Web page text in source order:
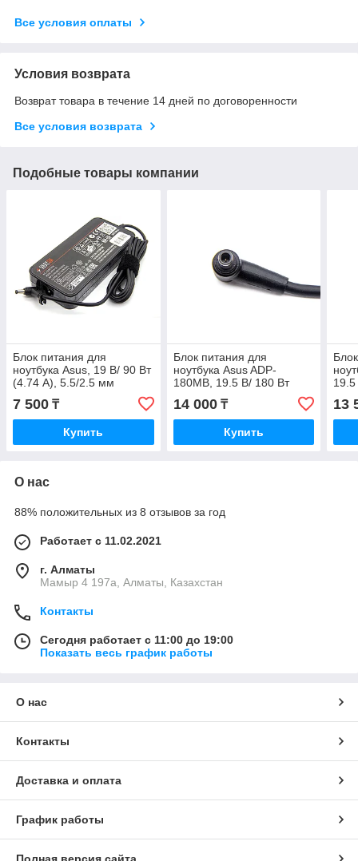
Все условия оплаты
Условия возврата
Возврат товара в течение 14 дней по договоренности
Все условия возврата
Подобные товары компании
Блок питания для
ноутбука Asus, 19 В/ 90 Вт
(4.74 А), 5.5/2.5 мм
7 500 ₸
Купить
Блок питания для
ноутбука Asus ADP-
180MB, 19.5 В/ 180 Вт
(9.23 А), 6.0/3.7 мм, Slim,
Verton
14 000₸
Купить
13
О нас
88% положительных из 8 отзывов за год
Работает с 11.02.2021
г. Алматы
Мамыр 4 197а, Алматы, Казахстан
Контакты
Сегодня работает с 11:00 до 19:00
Показать весь график работы
О нас
Контакты
Доставка и оплата
График работы